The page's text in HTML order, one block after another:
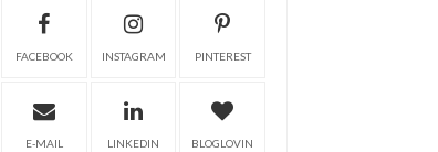
FACEBOOK INSTAGRAM PINTEREST
E-MAIL LINKEDIN BLOGLOVIN